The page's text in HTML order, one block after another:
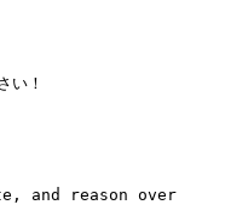
い！
and reason over